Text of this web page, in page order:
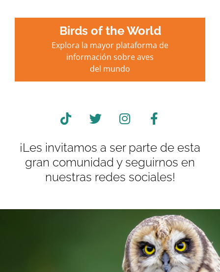
Birds of the World
Explora la mayor plataforma de
información sobre aves
del mundo
¡Les invitamos a ser parte de esta
gran comunidad y seguirnos en
nuestras redes sociales!